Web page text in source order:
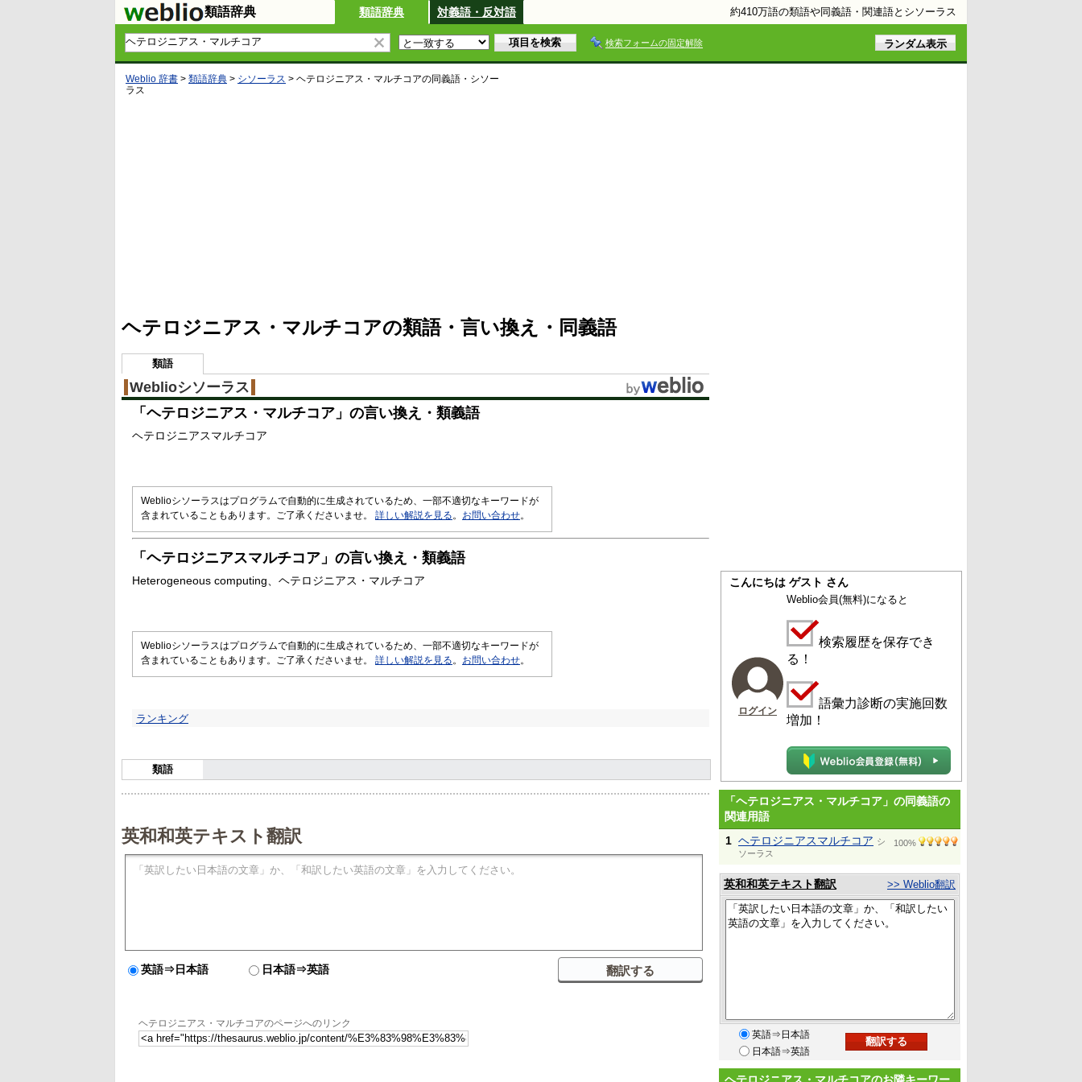
類語辞典 類語辞典 対義語・反対語 約410万語の類語や同義語・関連語とシソーラス
検索フォームの固定解除
Weblio 辞書 > 類語辞典 > シソーラス > ヘテロジニアス・マルチコアの同義語・シソー
ラス
ヘテロジニアス・マルチコアの類語・言い換え・同義語
類語
Weblioシソーラス
「 ヘテロジニアス・マルチコア 」の言い換え・類義語
ヘテロジニアスマルチコア
Weblioシソーラスはプログラムで自動的に生成されているため、一部不適切なキーワードが
含まれていることもあります。ご了承くださいませ。 詳しい解説を見る 。 お問い合わせ。
「 ヘテロジニアスマルチコア 」の言い換え・類義語
Heterogeneous computing ヘテロジニアス・マルチコア
Weblioシソーラスはプログラムで自動的に生成されているため、一部不適切なキーワードが
含まれていることもあります。ご了承くださいませ。 詳しい解説を見る。 お問い合わせ。
ランキング
類語
英和和英テキスト翻訳
英語⇒日本語 日本語⇒英語
ヘテロジニアス・マルチコアのページへのリンク
こんにちは ゲスト さん
ログイン
Weblio会員(無料)になると
検索履歴を保存でき
る！
語彙力診断の実施回数
増加！
「ヘテロジニアス・マルチコア」の同義語の
関連用語
1 ヘテロジニアスマルチコア シ
ソーラス
100%
英和和英テキスト翻訳 >> Weblio翻訳
英語⇒日本語
日本語⇒英語